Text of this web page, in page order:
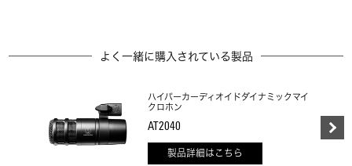
よく一緒に購入されている製品
ハイパーカーディオイドダイナミックマイ
クロホン
AT2040
製品詳細はこちら